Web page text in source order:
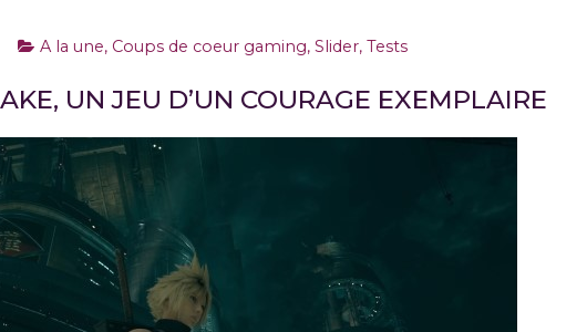
A la une, Coups de coeur gaming,Slider,Tests
UN JEU D’UN COURAGE EXEMPLAIRE